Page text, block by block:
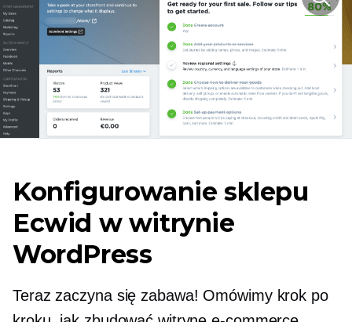
Konfigurowanie sklepu
Ecwid w witrynie
WordPress
Teraz zaczyna się zabawa! Omówimy krok po